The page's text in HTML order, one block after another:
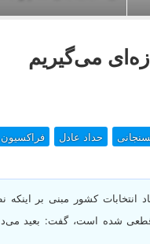
می‌گیریم
حداد عادل فراکسیون
انتخابات کشور مبنی بر
شده است، گفت: بعید